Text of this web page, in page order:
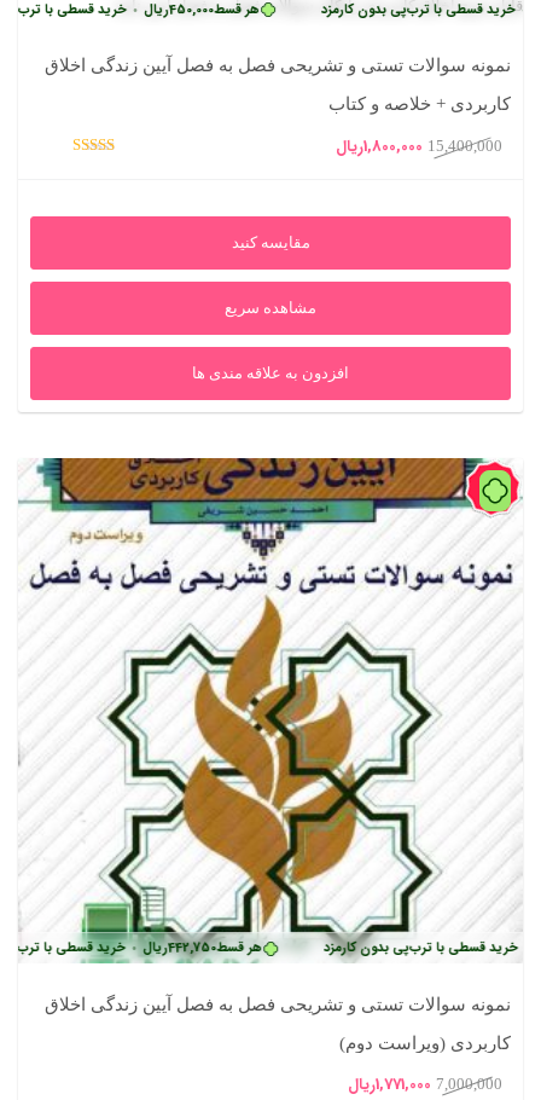
هر قسط450,000ریال • خرید قسطی با ترب‌پی بدون قسطی با ترب‌پی بدون کارمزد
نمونه سوالات تستی و تشریحی فصل به فصل آیین زندگی اخلاق
کاربردی + خلاصه و کتاب
15,400,000 قیمت
15,400,000ریال
1,800,000ریال
1,800,000ریال
مقایسه کنید
مشاهده سریع
افزدون به علاقه مندی ها
75%
هر قسط442,750ریال • خرید قسطی با ترب‌پی بدون قسطی با ترب‌پی بدون کارمزد
نمونه سوالات تستی و تشریحی فصل به فصل آیین زندگی اخلاق
کاربردی (ویراست دوم)
7,000,000 قیمت
1,771,000ریال